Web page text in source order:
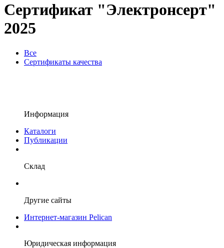
Сертификат "Электронсерт"
2025
Все
Сертификаты качества
Информация
Каталоги
Публикации
Склад
Другие сайты
Интернет-магазин Pelican
Юридическая информация